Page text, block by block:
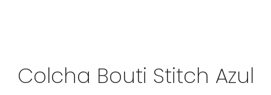
Colcha Bouti Stitch Azul